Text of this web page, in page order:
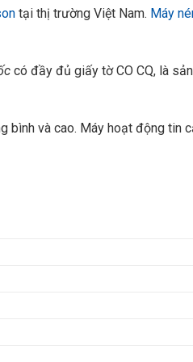
tại thị trường Việt Nam. Máy
có đầy đủ giấy tờ CO CQ, là
và cao. Máy hoạt động tin